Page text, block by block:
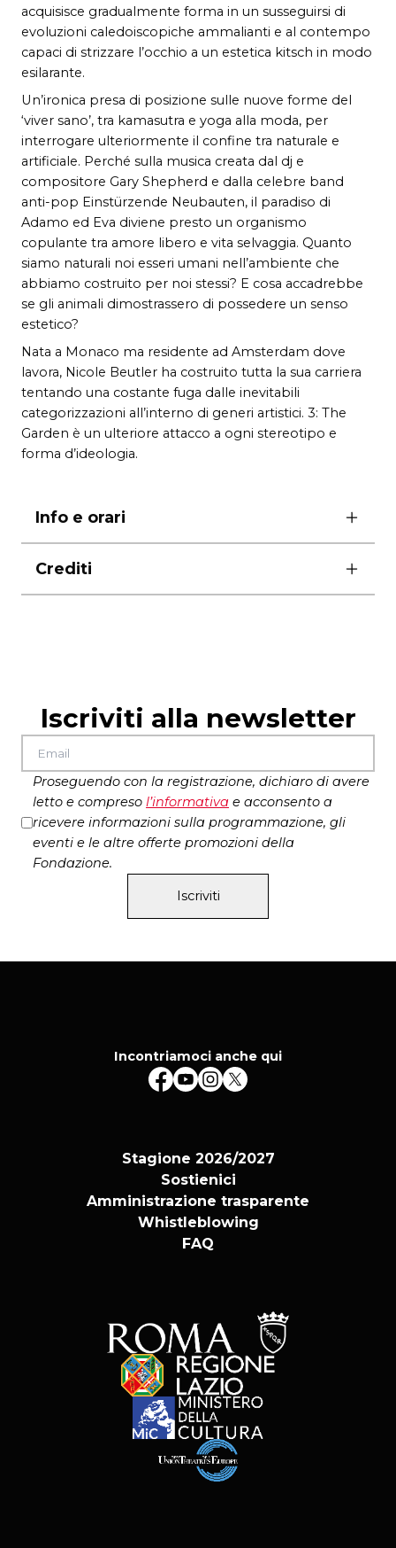
acquisisce gradualmente forma in un susseguirsi di
evoluzioni caledoiscopiche ammalianti e al contempo
capaci di strizzare l’occhio a un estetica kitsch in modo
esilarante.
Un’ironica presa di posizione sulle nuove forme del
‘viver sano’, tra kamasutra e yoga alla moda, per
interrogare ulteriormente il confine tra naturale e
artificiale. Perché sulla musica creata dal dj e
compositore Gary Shepherd e dalla celebre band
anti-pop Einstürzende Neubauten, il paradiso di
Adamo ed Eva diviene presto un organismo
copulante tra amore libero e vita selvaggia. Quanto
siamo naturali noi esseri umani nell’ambiente che
abbiamo costruito per noi stessi? E cosa accadrebbe
se gli animali dimostrassero di possedere un senso
estetico?
Nata a Monaco ma residente ad Amsterdam dove
lavora, Nicole Beutler ha costruito tutta la sua carriera
tentando una costante fuga dalle inevitabili
categorizzazioni all’interno di generi artistici. 3: The
Garden è un ulteriore attacco a ogni stereotipo e
forma d’ideologia.
Info e orari
ore 21.00
durata 60’
Crediti
Disegno luci Minna Tiikkainen
Costumi, Scene Suze May Sho: Jessica Helbach,
Rosell Heijmen, Connie Nijman
PR, Fotografia Anja Beutler
Coproduzione NBprojects, Beursschouwburg
Brussels, Grand Theatre Groningen
Supporto FPK (Performing Arts Fund NL), città
di Amsterdam, AFK (Amsterdam Fund for the
Iscriviti alla newsletter
Proseguendo con la registrazione, dichiaro di avere
letto e compreso l’informativa e acconsento a
ricevere informazioni sulla programmazione, gli
eventi e le altre offerte promozioni della
Fondazione.
Iscriviti
Incontriamoci anche qui
Stagione 2026/2027
Sostienici
Amministrazione trasparente
Whistleblowing
FAQ